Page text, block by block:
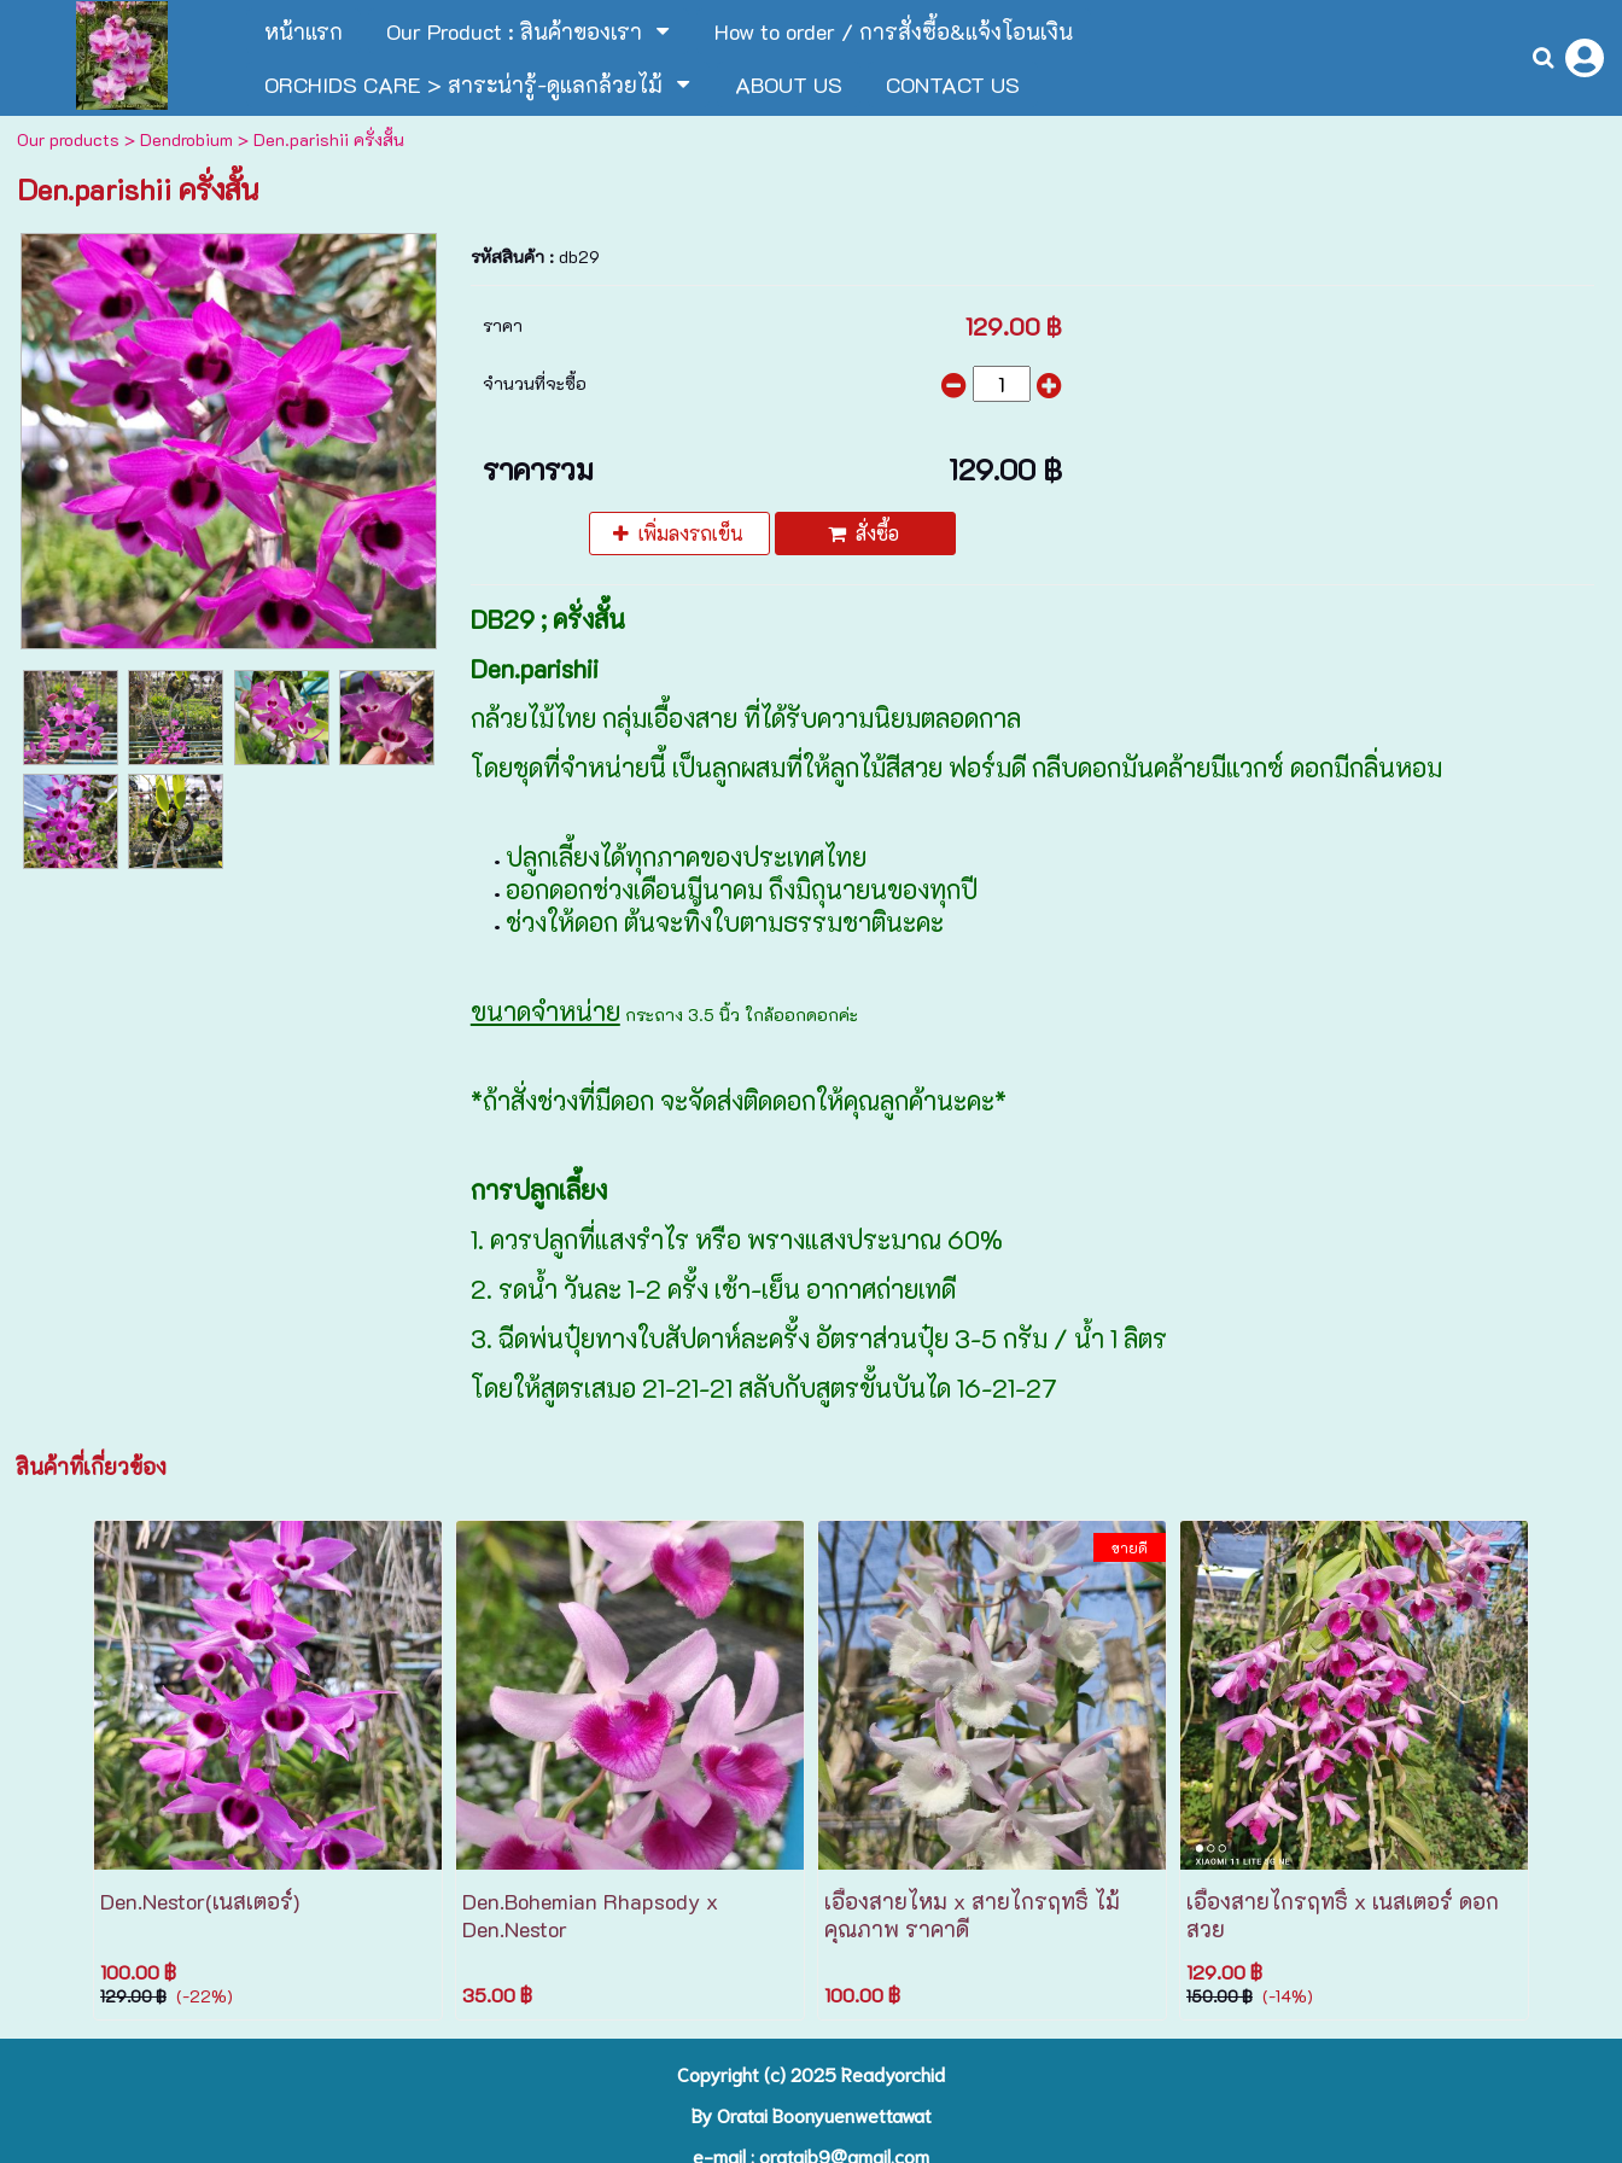
หน้าแรก Our Product : สินค้าของเรา
How to order / การสั่งซื้อ&แจ้งโอนเงิน
ORCHIDS CARE > สาระน่ารู้-ดูแลกล้วยไม้
ABOUT US CONTACT US
Our products > Dendrobium > Den.parishii ครั่งสั้น
Den.parishii ครั่งสั้น
รหัสสินค้า : db29
ราคา 129.00 ฿
จำนวนที่จะซื้อ
ราคารวม 129.00 ฿
เพิ่มลงรถเข็น สั่งซื้อ
DB29 ; ครั่งสั้น
Den.parishii
กล้วยไม้ไทย กลุ่มเอื้องสาย ที่ได้รับความนิยมตลอดกาล
โดยชุดที่จำหน่ายนี้ เป็นลูกผสมที่ให้ลูกไม้สีสวย ฟอร์มดี กลีบดอกมันคล้ายมีแวกซ์ ดอกมีกลิ่นหอม
ปลูกเลี้ยงได้ทุกภาคของประเทศไทย
ออกดอกช่วงเดือนมีนาคม ถึงมิถุนายนของทุกปี
ช่วงให้ดอก ต้นจะทิ้งใบตามธรรมชาตินะคะ
ขนาดจำหน่าย กระถาง 3.5 นิ้ว ใกล้ออกดอกค่ะ
*ถ้าสั่งช่วงที่มีดอก จะจัดส่งติดดอกให้คุณลูกค้านะคะ*
การปลูกเลี้ยง
1. ควรปลูกที่แสงรำไร หรือ พรางแสงประมาณ 60%
2. รดน้ำ วันละ 1-2 ครั้ง เช้า-เย็น อากาศถ่ายเทดี
3. ฉีดพ่นปุ๋ยทางใบสัปดาห์ละครั้ง อัตราส่วนปุ๋ย 3-5 กรัม / น้ำ 1 ลิตร
โดยให้สูตรเสมอ 21-21-21 สลับกับสูตรขั้นบันได 16-21-27
สินค้าที่เกี่ยวข้อง
Den.Nestor(เนสเตอร์)
100.00 ฿
129.00 ฿ (-22%)
Den.Bohemian Rhapsody x
Den.Nestor
35.00 ฿
ขายดี
เอื้องสายไหม x สายไกรฤทธิ์ ไม้
คุณภาพ ราคาดี
100.00 ฿
เอื้องสายไกรฤทธิ์ x เนสเตอร์ ดอก
สวย
129.00 ฿
150.00 ฿ (-14%)
Copyright (c) 2025 Readyorchid
By Oratai Boonyuenwettawat
e-mail :orataib9@gmail.com